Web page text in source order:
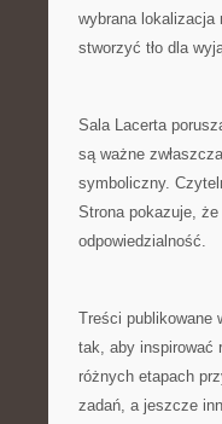
wybrana lokalizacja
stworzyć tło dla
Sala Lacerta
są ważne
symboliczny.
Strona pokazuje,
odpowiedzialność.
Treści publikowane
tak, aby inspirować
różnych etapach
zadań, a jeszcze